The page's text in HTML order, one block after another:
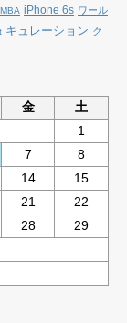
MBA iPhone 6s ワール
キュレーション ク
金 土
1
7
8
14
15
21
22
28
29